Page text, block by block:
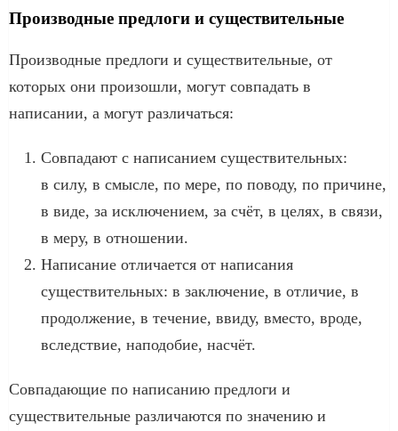
Производные предлоги и существительные
Производные предлоги и существительные, от
которых они произошли, могут совпадать в
написании, а могут различаться:
Совпадают с написанием существительных:
в силу, в смысле, по мере, по поводу, по причине,
в виде, за исключением, за счёт, в целях, в связи,
в меру, в отношении.
Написание отличается от написания
существительных: в заключение, в отличие, в
продолжение, в течение, ввиду, вместо, вроде,
вследствие, наподобие, насчёт.
Совпадающие по написанию предлоги и
существительные различаются по значению и